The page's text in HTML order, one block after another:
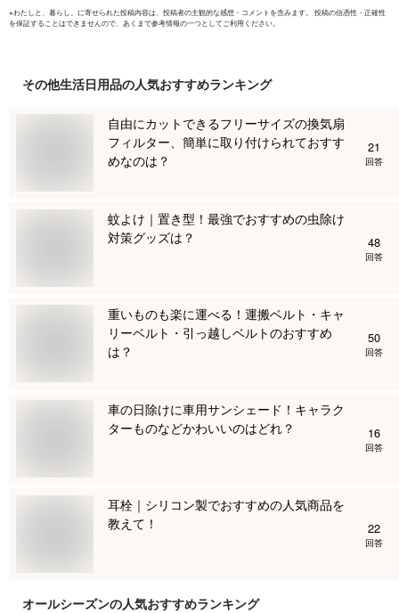
※わたしと、暮らし。 に寄せられた投稿内容は、投稿者の主観的な感想・コメントを含みます。 投稿の信憑性・正確性
を保証することはできませんので、あくまで参考情報の一つとしてご利用ください。
その他生活日用品の人気おすすめランキング
自由にカットできるフリーサイズの換気扇
フィルター、簡単に取り付けられておすす
めなのは？
21
回答
蚊よけ｜置き型！最強でおすすめの虫除け
対策グッズは？
48
回答
重いものも楽に運べる！運搬ベルト・キャ
リーベルト・引っ越しベルトのおすすめ
は？
50
回答
車の日除けに車用サンシェード！キャラク
ターものなどかわいいのはどれ？
16
回答
耳栓｜シリコン製でおすすめの人気商品を
教えて！
22
回答
オールシーズンの人気おすすめランキング